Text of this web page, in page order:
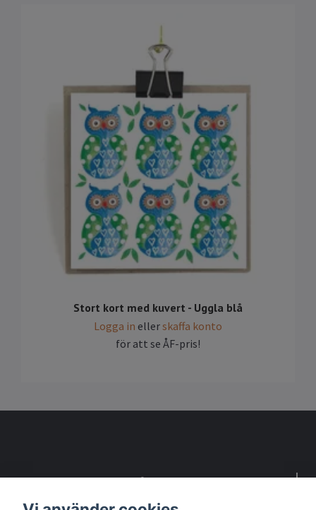
Stort kort med kuvert - Uggla blå
Logga in ellerskaffa konto
för att se ÅF-pris!
Detta är en webbsida för återförsäljare